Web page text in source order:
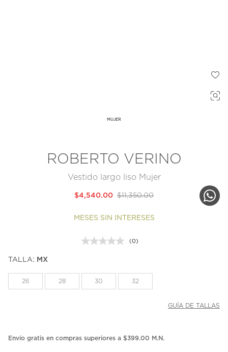
MUJER
ROBERTO VERINO
Vestido largo liso Mujer
$11,350.00
$4,540.00
MESES SIN INTERESES
Sin
la
misma
(0)
TALLA: MX
26 28 30 32
GUÍA DE TALLAS
Envío gratis en compras superiores a $399.00 M.N.